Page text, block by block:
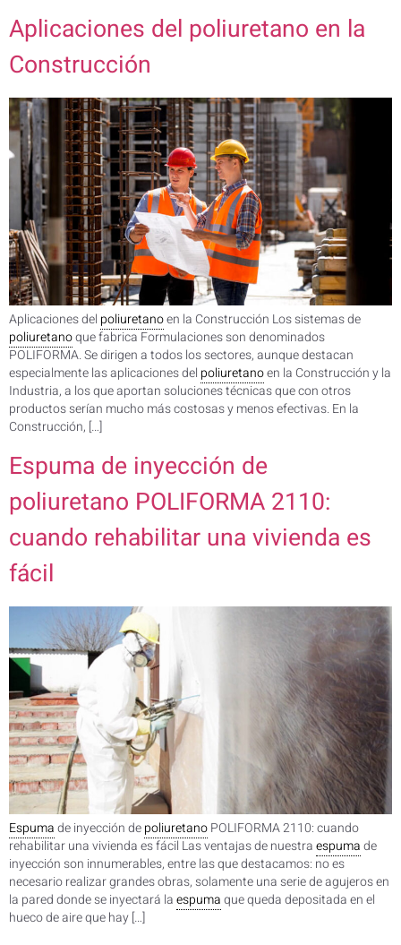
Aplicaciones del poliuretano en la
Construcción
Aplicaciones del poliuretanoen la Construcción Los sistemas de
poliuretanoque fabrica Formulaciones son denominados
POLIFORMA. Se dirigen a todos los sectores, aunque destacan
especialmente las aplicaciones del poliuretanoen la Construcción y la
Industria, a los que aportan soluciones técnicas que con otros
productos serían mucho más costosas y menos efectivas. En la
Construcción, […]
Espuma de inyección de
poliuretano POLIFORMA 2110:
cuando rehabilitar una vivienda es
fácil
Espumade inyección depoliuretanoPOLIFORMA 2110: cuando
rehabilitar una vivienda es fácil Las ventajas de nuestraespumade
inyección son innumerables, entre las que destacamos: no es
necesario realizar grandes obras, solamente una serie de agujeros en
la pared donde se inyectará laespumaque queda depositada en el
hueco de aire que hay […]